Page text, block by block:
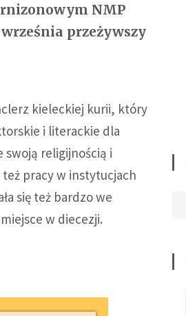
NMP
przeżywszy
kieleckiej kurii, który
i literackie dla
swoją religijnością i
pracy w instytucjach
się też bardzo we
w diecezji.